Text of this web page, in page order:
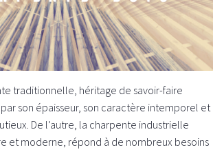
traditionnelle, héritage de savoir-faire
son épaisseur, son caractère intemporel et
De l’autre, la charpente industrielle
et moderne, répond à de nombreux besoins